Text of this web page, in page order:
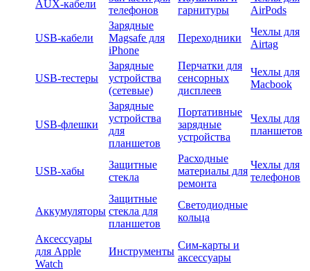
AUX-кабели
телефонов
гарнитуры
AirPods
USB-кабели
Зарядные
Magsafe для
iPhone
Переходники
Чехлы для
Airtag
USB-тестеры
Зарядные
устройства
(сетевые)
Перчатки для
сенсорных
дисплеев
Чехлы для
Macbook
USB-флешки
Зарядные
устройства
для
планшетов
Портативные
зарядные
устройства
Чехлы для
планшетов
USB-хабы
Защитные
стекла
Расходные
материалы для
ремонта
Чехлы для
телефонов
Аккумуляторы
Защитные
стекла для
планшетов
Светодиодные
кольца
Аксессуары
для Apple
Watch
Инструменты
Сим-карты и
аксессуары